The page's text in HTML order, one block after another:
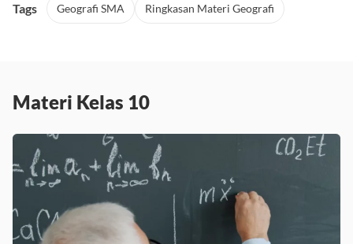
Tags Geografi SMA Ringkasan Materi Geografi
Materi Kelas 10